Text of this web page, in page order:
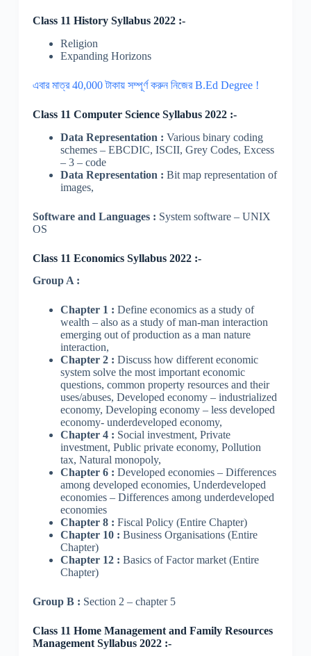
Class 11 History Syllabus 2022 :-
Religion
Expanding Horizons
এবার মাত্র 40,000 টাকায় সম্পূর্ণ করুন নিজের B.Ed Degree !
Class 11 Computer Science Syllabus 2022 :-
Data Representation : Various binary coding
schemes – EBCDIC, ISCII, Grey Codes, Excess
– 3 – code
Data Representation : Bit map representation of
images,
Software and Languages : System software – UNIX
OS
Class 11 Economics Syllabus 2022 :-
Group A :
Chapter 1 : Define economics as a study of
wealth – also as a study of man-man interaction
emerging out of production as a man nature
interaction,
Chapter 2 : Discuss how different economic
system solve the most important economic
questions, common property resources and their
uses/abuses, Developed economy – industrialized
economy, Developing economy – less developed
economy- underdeveloped economy,
Chapter 4 : Social investment, Private
investment, Public private economy, Pollution
tax, Natural monopoly,
Chapter 6 : Developed economies – Differences
among developed economies, Underdeveloped
economies – Differences among underdeveloped
economies
Chapter 8 : Fiscal Policy (Entire Chapter)
Chapter 10 : Business Organisations (Entire
Chapter)
Chapter 12 : Basics of Factor market (Entire
Chapter)
Group B : Section 2 – chapter 5
Class 11 Home Management and Family Resources
Management Syllabus 2022 :-